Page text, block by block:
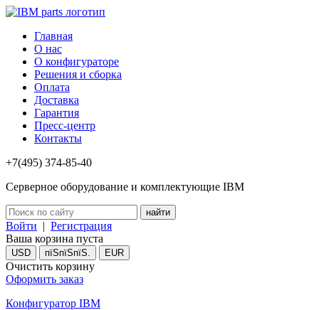
Главная
О нас
О конфигураторе
Решения и сборка
Оплата
Доставка
Гарантия
Пресс-центр
Контакты
+7(495) 374-85-40
Серверное оборудование и комплектующие IBM
Войти | Регистрация
Ваша корзина пуста
USD пїЅпїЅпїЅ. EUR
Очистить корзину
Оформить заказ
Конфигуратор IBM